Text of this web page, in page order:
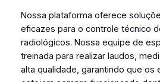
Nossa plataforma oferece
eficazes para o controle técnico
radiológicos. Nossa equipe de
treinada para realizar laudos,
alta qualidade, garantindo que os